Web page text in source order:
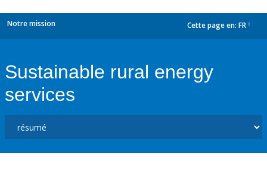
Notre mission Cette page en: FR
Sustainable rural energy
services